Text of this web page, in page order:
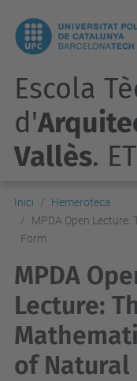
Escola
d'
Vallès.
Inici
Hemeroteca
MPDA Open
Form
MPDA
Lecture:
of Natural